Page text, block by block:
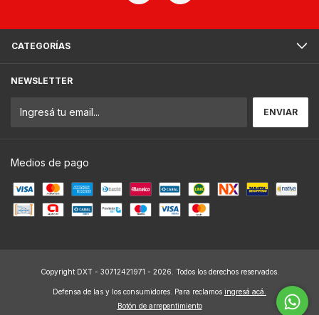
CATEGORÍAS
NEWSLETTER
Medios de pago
Copyright DXT - 30712421971 - 2026. Todos los derechos reservados.
Defensa de las y los consumidores. Para reclamos ingresá acá.
Botón de arrepentimiento